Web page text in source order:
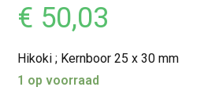
€ 50,03
Hikoki ; Kernboor 25 x 30 mm
1 op voorraad